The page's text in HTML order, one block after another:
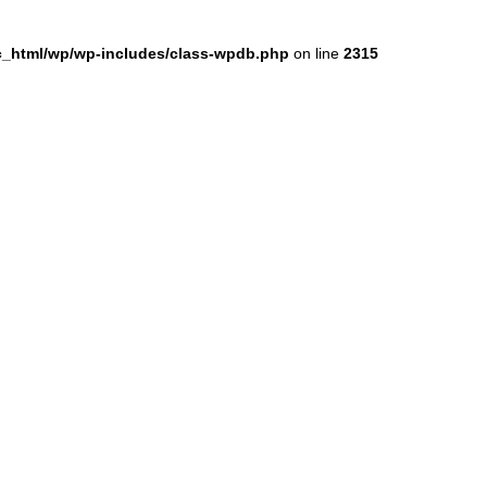
wp/wp-includes/class-wpdb.php on line 2315